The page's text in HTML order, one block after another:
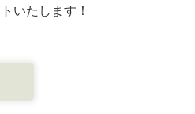
いたします！